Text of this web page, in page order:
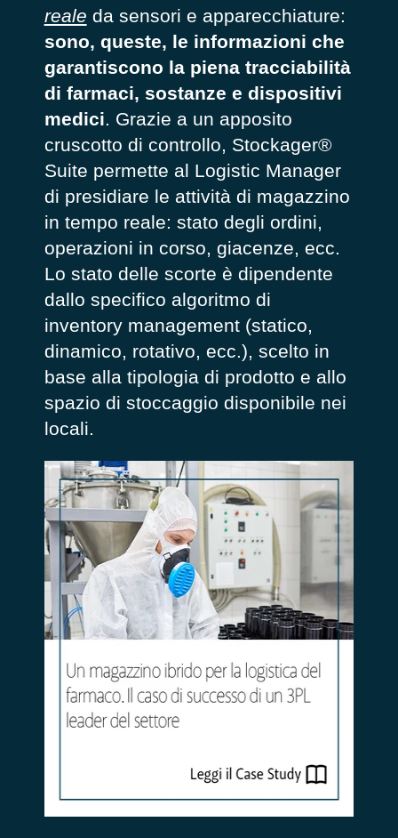
reale da sensori e apparecchiature:
sono, queste, le informazioni che
garantiscono la piena tracciabilità
di farmaci, sostanze e dispositivi
medici. Grazie a un apposito
cruscotto di controllo, Stockager®
Suite permette al Logistic Manager
di presidiare le attività di magazzino
in tempo reale: stato degli ordini,
operazioni in corso, giacenze, ecc.
Lo stato delle scorte è dipendente
dallo specifico algoritmo di
inventory management (statico,
dinamico, rotativo, ecc.), scelto in
base alla tipologia di prodotto e allo
spazio di stoccaggio disponibile nei
locali.